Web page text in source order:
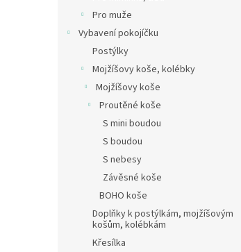
Pro muže
Vybavení pokojíčku
Postýlky
Mojžíšovy koše, kolébky
Mojžíšovy koše
Proutěné koše
S mini boudou
S boudou
S nebesy
Závěsné koše
BOHO koše
Doplňky k postýlkám, mojžíšovým
košům, kolébkám
Křesílka